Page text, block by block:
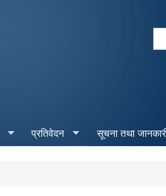
प्रतिवेदन सूचना तथा